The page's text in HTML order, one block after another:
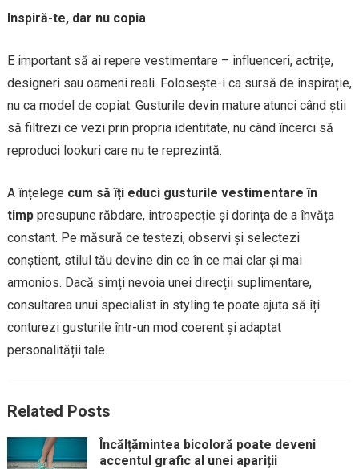
Inspiră-te, dar nu copia
E important să ai repere vestimentare – influenceri, actrițe,
designeri sau oameni reali. Folosește-i ca sursă de inspirație,
nu ca model de copiat. Gusturile devin mature atunci când știi
să filtrezi ce vezi prin propria identitate, nu când încerci să
reproduci lookuri care nu te reprezintă.
A înțelege cum să îți educi gusturile vestimentare în
timppresupune răbdare, introspecție și dorința de a învăța
constant. Pe măsură ce testezi, observi și selectezi
conștient, stilul tău devine din ce în ce mai clar și mai
armonios. Dacă simți nevoia unei direcții suplimentare,
consultarea unui specialist în styling te poate ajuta să îți
conturezi gusturile într-un mod coerent și adaptat
personalității tale.
Related Posts
Încălțămintea bicoloră poate deveni
accentul grafic al unei apariții